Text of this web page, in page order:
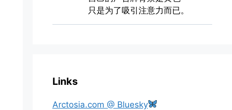
Links
Arctosia.com @ Bluesky